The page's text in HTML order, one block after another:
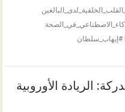
الريادة الأوروبية